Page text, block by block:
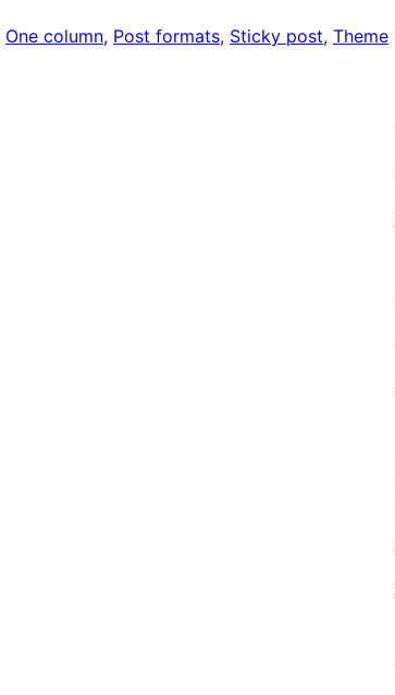
One column, Post formats, Sticky post, Theme